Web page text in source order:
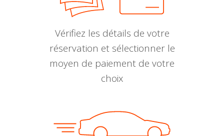
Vérifiez les détails de votre
réservation et sélectionner le
moyen de paiement de votre
choix